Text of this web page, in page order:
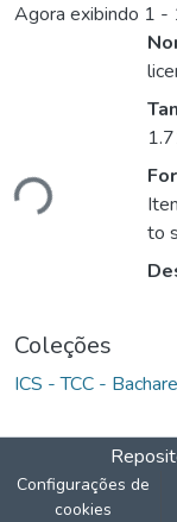
Agora exibindo 1 -
to
Coleções
ICS - TCC -
Configurações de
cookies